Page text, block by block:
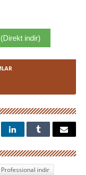
indir)
indir